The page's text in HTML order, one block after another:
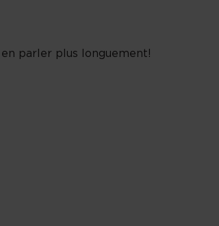
parler plus longuement!